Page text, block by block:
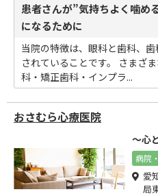
患者さんが”気持ちよく噛め
になるために
当院の特徴は、眼科と歯科、
されていることです。 さまざ
科・矯正歯科・インプラ...
おさむら心療医院
～心
病院
愛
局